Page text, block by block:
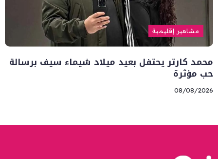
مشاهير إقليمية
محمد كارتر يحتفل بعيد ميلاد شيماء سيف برسالة
حب مؤثرة
08/08/2026